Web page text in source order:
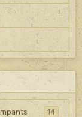
14